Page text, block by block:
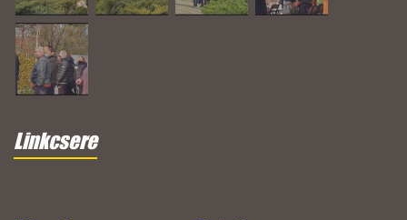
Linkcsere